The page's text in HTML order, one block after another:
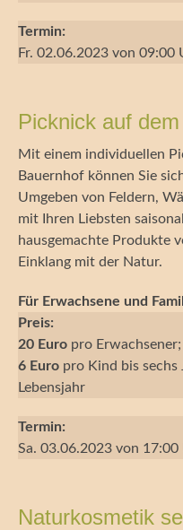
Termin:
Fr. 02.06.2023 von 09:00
Picknick auf
Mit einem individuellen
Bauernhof können Sie
Umgeben von Feldern,
mit Ihren Liebsten
hausgemachte Produkte
Einklang mit der Natur.
Für Erwachsene und
Preis:
20 Euro pro Erwachsener;
6 Euro pro Kind bis sechs
Lebensjahr
Termin:
Sa. 03.06.2023 von
Naturkosmetik